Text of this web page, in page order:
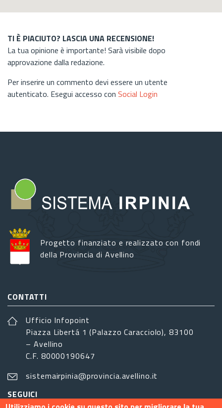
TI È PIACIUTO? LASCIA UNA RECENSIONE!
La tua opinione è importante! Sarà visibile dopo
approvazione dalla redazione.
Per inserire un commento devi essere un utente
autenticato. Esegui accesso con Social Login
Progetto finanziato e realizzato con fondi
della Provincia di Avellino
CONTATTI
Ufficio Infopoint
Piazza Libertá 1 (Palazzo Caracciolo), 83100
– Avellino
C.F. 80000190647
sistemairpinia@provincia.avellino.it
SEGUICI